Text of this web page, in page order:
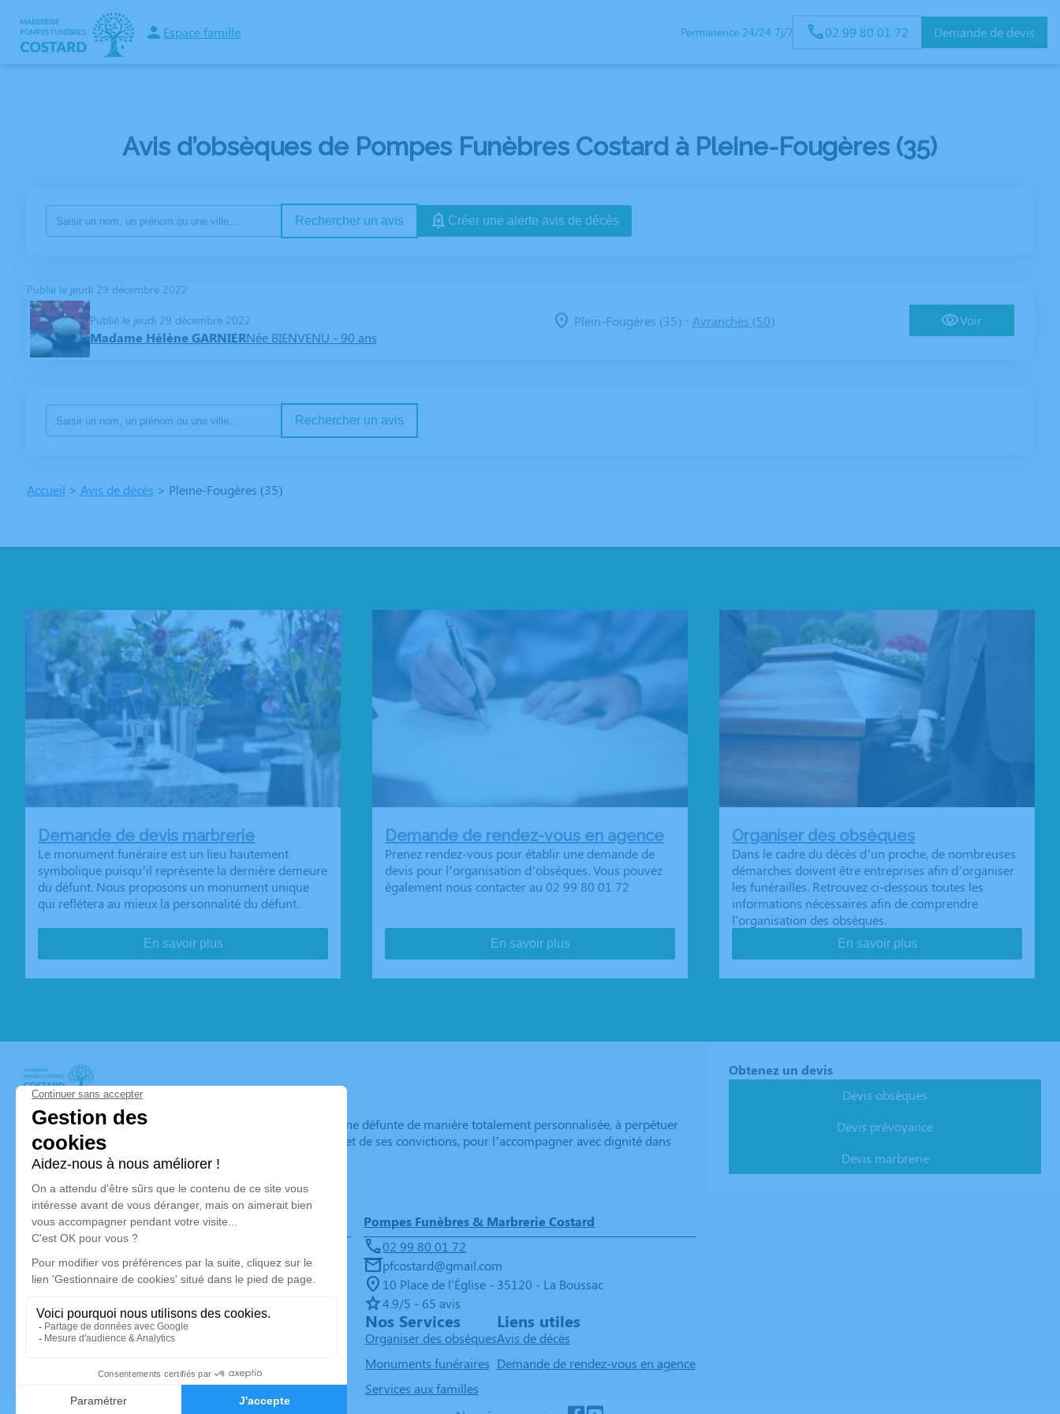
Espace famille Permanence 24/24 7j/7 02 99 80 01 72 Demande de devis
ORGANISER DES OBSÈQUESPRÉVOIR SES OBSÈQUES SERVICES AUX FAMILLESESPACES HOMMAGES
Avis d’obsèques de Pompes Funèbres Costard à Pleine-Fougères (35)
Rechercher un avis Créer une alerte avis de décès
Publié le jeudi 29 décembre 2022
Publié le jeudi 29 décembre 2022
Madame Hélène GARNIERNée BIENVENU - 90 ans
Plein-Fougères (35)- Avranches (50) Voir
Rechercher un avis
Accueil > Avis de décès > Pleine-Fougères (35)
Demande de devis marbrerie
Le monument funéraire est un lieu hautement
symbolique puisqu’il représente la dernière demeure
du défunt. Nous proposons un monument unique
qui reflétera au mieux la personnalité du défunt.
En savoir plus
Demande de rendez-vous en agence
Prenez rendez-vous pour établir une demande de
devis pour l’organisation d’obsèques. Vous pouvez
également nous contacter au 02 99 80 01 72
En savoir plus
Organiser des obsèques
Dans le cadre du décès d’un proche, de nombreuses
démarches doivent être entreprises afin d’organiser
les funérailles. Retrouvez ci-dessous toutes les
informations nécessaires afin de comprendre
l'organisation des obsèques.
En savoir plus
Pompes Funèbres Costard
Nos équipes vous aident à honorer la mémoire de la personne défunte de manière totalement personnalisée, à perpétuer
son souvenir dans le respect de ses volontés, de ses valeurs et de ses convictions, pour l’accompagner avec dignité dans
son dernier voyage.
Obtenez un devis
Devis obsèques
Devis prévoyance
Devis marbrerie
Nos agences
Pompes Funèbres Costard
pfcostard@gmail.com
19 Rue du Moulin À Vent - 35610 - Pleine-Fougères
5/5 - 4 avis
Pompes Funèbres & Marbrerie Costard
02 99 80 01 72
pfcostard@gmail.com
10 Place de l'Église - 35120 - La Boussac
4.9/5 - 65 avis
Nos Services
Organiser des obsèques
Monuments funéraires
Services aux familles
Liens utiles
Avis de décès
Demande de rendez-vous en agence